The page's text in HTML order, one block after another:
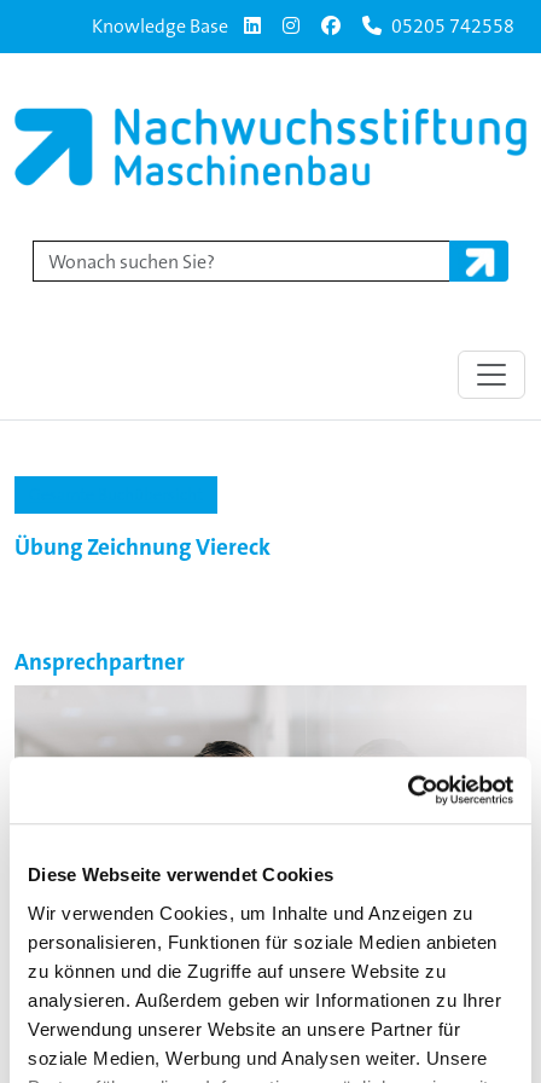
Diese Webseite verwendet Cookies
Wir verwenden Cookies, um Inhalte und Anzeigen zu
personalisieren, Funktionen für soziale Medien anbieten
zu können und die Zugriffe auf unsere Website zu
analysieren. Außerdem geben wir Informationen zu Ihrer
Verwendung unserer Website an unsere Partner für
soziale Medien, Werbung und Analysen weiter. Unsere
Knowledge Base 05205 742558
Übung Zeichnung Viereck
Ansprechpartner
Steffen Krauth